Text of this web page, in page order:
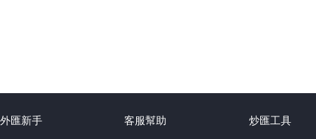
外匯新手 客服幫助 炒匯工具